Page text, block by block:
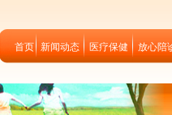
首页 新闻动态 医疗保健 放心陪